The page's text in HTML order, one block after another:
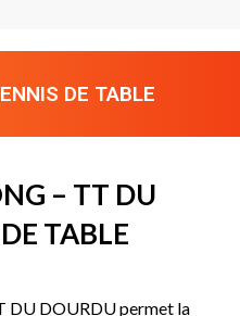
DE TABLE
– TT DU
TABLE
DU DOURDU permet la